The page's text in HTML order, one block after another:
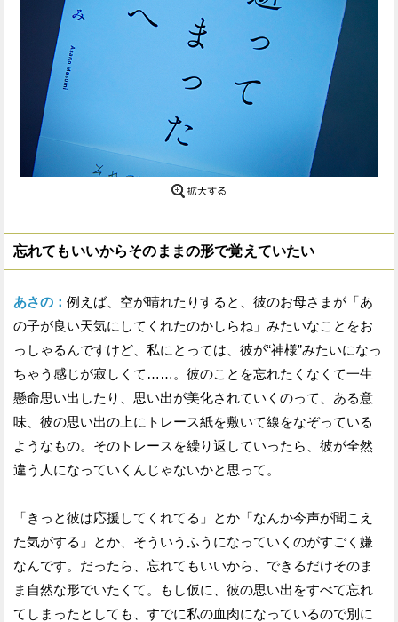
忘れてもいいからそのままの形で覚えていたい
あさの： 例えば、空が晴れたりすると、彼のお母さまが「あ
の子が良い天気にしてくれたのかしらね」みたいなことをお
っしゃるんですけど、私にとっては、彼が“神様”みたいになっ
ちゃう感じが寂しくて……。彼のことを忘れたくなくて一生
懸命思い出したり、思い出が美化されていくのって、ある意
味、彼の思い出の上にトレース紙を敷いて線をなぞっている
ようなもの。そのトレースを繰り返していったら、彼が全然
違う人になっていくんじゃないかと思って。
「きっと彼は応援してくれてる」とか「なんか今声が聞こえ
た気がする」とか、そういうふうになっていくのがすごく嫌
なんです。だったら、忘れてもいいから、できるだけそのま
ま自然な形でいたくて。もし仮に、彼の思い出をすべて忘れ
てしまったとしても、すでに私の血肉になっているので別に